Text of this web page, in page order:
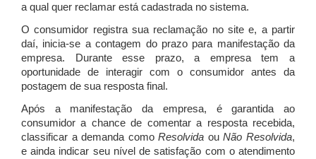
a qual quer reclamar está cadastrada no sistema.
O consumidor registra sua reclamação no site e, a partir
daí, inicia-se a contagem do prazo para manifestação da
empresa. Durante esse prazo, a empresa tem a
oportunidade de interagir com o consumidor antes da
postagem de sua resposta final.
Após a manifestação da empresa, é garantida ao
consumidor a chance de comentar a resposta recebida,
classificar a demanda comoResolvida ouNão Resolvida,
e ainda indicar seu nível de satisfação com o atendimento